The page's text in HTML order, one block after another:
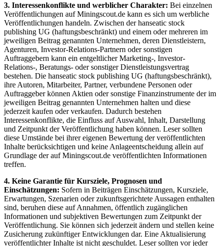
3. Interessenkonflikte und werblicher Charakter: Bei einzelnen
Veröffentlichungen auf Miningscout.de kann es sich um werbliche
Veröffentlichungen handeln. Zwischen der hanseatic stock
publishing UG (haftungsbeschränkt) und einem oder mehreren im
jeweiligen Beitrag genannten Unternehmen, deren Dienstleistern,
Agenturen, Investor-Relations-Partnern oder sonstigen
Auftraggebern kann ein entgeltlicher Marketing-, Investor-
Relations-, Beratungs- oder sonstiger Dienstleistungsvertrag
bestehen. Die hanseatic stock publishing UG (haftungsbeschränkt),
ihre Autoren, Mitarbeiter, Partner, verbundene Personen oder
Auftraggeber können Aktien oder sonstige Finanzinstrumente der im
jeweiligen Beitrag genannten Unternehmen halten und diese
jederzeit kaufen oder verkaufen. Dadurch bestehen
Interessenkonflikte, die Einfluss auf Auswahl, Inhalt, Darstellung
und Zeitpunkt der Veröffentlichung haben können. Leser sollten
diese Umstände bei ihrer eigenen Bewertung der veröffentlichten
Inhalte berücksichtigen und keine Anlageentscheidung allein auf
Grundlage der auf Miningscout.de veröffentlichten Informationen
treffen.
4. Keine Garantie für Kursziele, Prognosen und
Einschätzungen: Sofern in Beiträgen Einschätzungen, Kursziele,
Erwartungen, Szenarien oder zukunftsgerichtete Aussagen enthalten
sind, beruhen diese auf Annahmen, öffentlich zugänglichen
Informationen und subjektiven Bewertungen zum Zeitpunkt der
Veröffentlichung. Sie können sich jederzeit ändern und stellen keine
Zusicherung zukünftiger Entwicklungen dar. Eine Aktualisierung
veröffentlichter Inhalte ist nicht geschuldet. Leser sollten vor jeder